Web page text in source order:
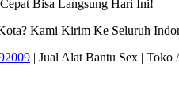
Bisa Langsung Hari Ini!
Kami Kirim Ke Seluruh
| Jual Alat Bantu Sex |